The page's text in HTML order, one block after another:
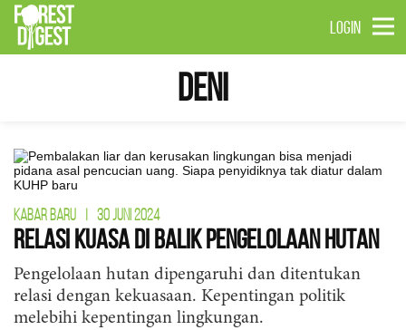
LOGIN
Deni
KABAR BARU 30 JUNI 2024
Relasi Kuasa di Balik Pengelolaan Hutan
Pengelolaan hutan dipengaruhi dan ditentukan
relasi dengan kekuasaan. Kepentingan politik
melebihi kepentingan lingkungan.